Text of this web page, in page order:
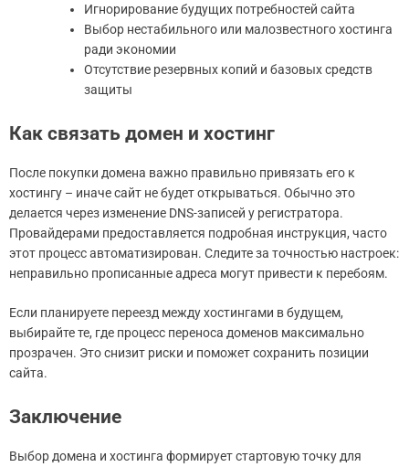
Игнорирование будущих потребностей сайта
Выбор нестабильного или малозвестного хостинга
ради экономии
Отсутствие резервных копий и базовых средств
защиты
Как связать домен и хостинг
После покупки домена важно правильно привязать его к
хостингу – иначе сайт не будет открываться. Обычно это
делается через изменение DNS-записей у регистратора.
Провайдерами предоставляется подробная инструкция, часто
этот процесс автоматизирован. Следите за точностью настроек:
неправильно прописанные адреса могут привести к перебоям.
Если планируете переезд между хостингами в будущем,
выбирайте те, где процесс переноса доменов максимально
прозрачен. Это снизит риски и поможет сохранить позиции
сайта.
Заключение
Выбор домена и хостинга формирует стартовую точку для